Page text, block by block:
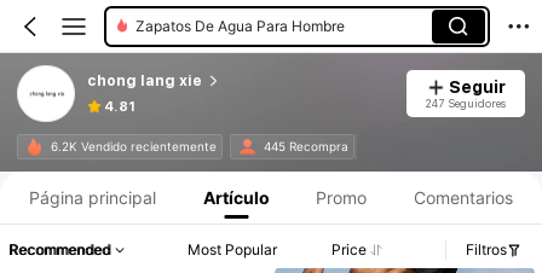
Zapatos De Agua Para Hombre
chong lang xie
4.81
Seguir
247 Seguidores
6.2K Vendido recientemente 445 Recompra
Página principal Artículo Promo Comentarios
Recommended Most Popular Price Filtros